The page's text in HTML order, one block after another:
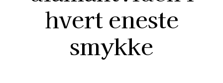
hvert eneste
smykke